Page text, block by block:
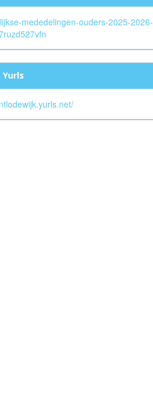
mededelingen-ouders-2025-2026-
Yurls